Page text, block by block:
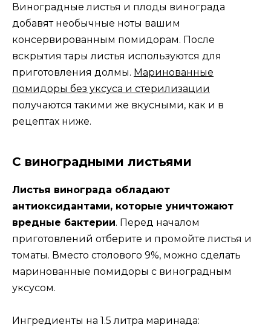
Виноградные листья и плоды винограда
добавят необычные ноты вашим
консервированным помидорам. После
вскрытия тары листья используются для
приготовления долмы. Маринованные
помидоры без уксуса и стерилизации
получаются такими же вкусными, как и в
рецептах ниже.
С виноградными листьями
Листья винограда обладают
антиоксидантами, которые уничтожают
вредные бактерии. Перед началом
приготовлений отберите и промойте листья и
томаты. Вместо столового 9%, можно сделать
маринованные помидоры с виноградным
уксусом.
Ингредиенты на 1.5 литра маринада: